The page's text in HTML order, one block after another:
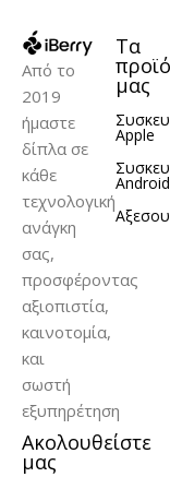
Tofee Cofee
Black
ΚΑΤΑΣΚΕΥΑΣΤΉΣ
Greenmnky
Από το
2019
ήμαστε
δίπλα σε
κάθε
τεχνολογική
ανάγκη
σας,
προσφέροντας
αξιοπιστία,
καινοτομία,
και
σωστή
εξυπηρέτηση
Ακολουθείστε
μας
Τα
μας
Apple
Android